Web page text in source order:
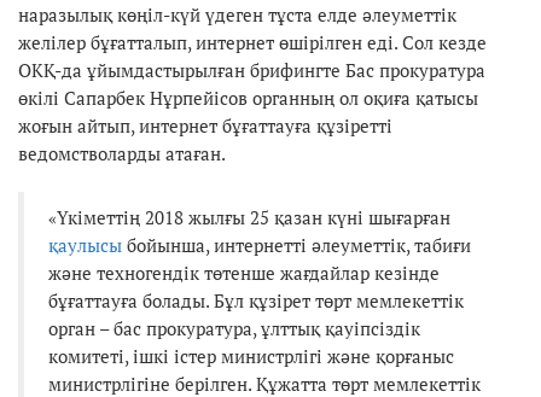
наразылық көңіл-күй үдеген тұста елде әлеуметтік
желілер бұғатталып, интернет өшірілген еді. Сол кезде
ОКҚ-да ұйымдастырылған брифингте Бас прокуратура
өкілі Сапарбек Нұрпейісов органның ол оқиға қатысы
жоғын айтып, интернет бұғаттауға құзіретті
ведомстволарды атаған.
«Үкіметтің 2018 жылғы 25 қазан күні шығарған
қаулысы бойынша, интернетті әлеуметтік, табиғи
және техногендік төтенше жағдайлар кезінде
бұғаттауға болады. Бұл құзірет төрт мемлекеттік
орган – бас прокуратура, ұлттық қауіпсіздік
комитеті, ішкі істер министрлігі және қорғаныс
министрлігіне берілген. Құжатта төрт мемлекеттік